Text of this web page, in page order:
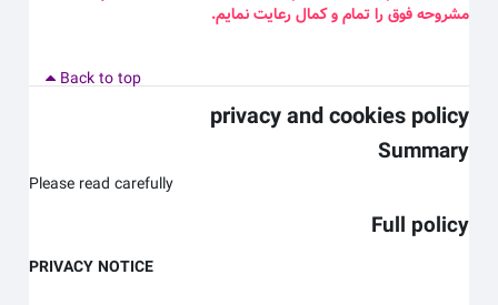
مشروحه فوق را تمام و کمال رعایت نمایم.
Back to top
privacy and cookies policy
Summary
Please read carefully
Full policy
PRIVACY NOTICE